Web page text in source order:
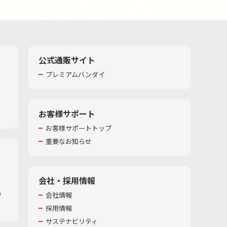
公式通販サイト
プレミアムバンダイ
お客様サポート
お客様サポートトップ
重要なお知らせ
会社・採用情報
会社情報
採用情報
サステナビリティ